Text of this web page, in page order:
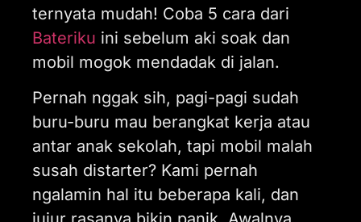
ternyata mudah! Coba 5 cara dari
Bateriku ini sebelum aki soak dan
mobil mogok mendadak di jalan.
Pernah nggak sih, pagi-pagi sudah
buru-buru mau berangkat kerja atau
antar anak sekolah, tapi mobil malah
susah distarter? Kami pernah
ngalamin hal itu beberapa kali, dan